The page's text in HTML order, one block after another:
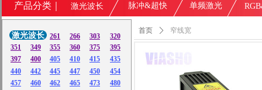
共23 个产品
首页 ꄲ 窄线宽
产品分类｜ 激光波长 脉冲&超快 单频激光
激光波长 261 266 303
320
349
351 375
355
400
397
360 395
442
440
435
415
445
447 450 454
405 410
457 460 462 473
480
465